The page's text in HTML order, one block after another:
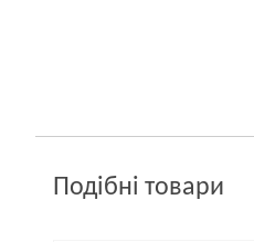
Подібні товари